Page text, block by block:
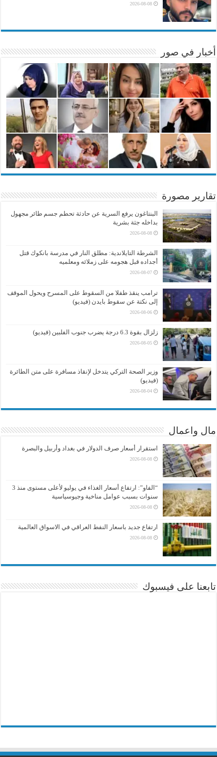
2026-08-08
أخبار في صور
تقارير مصورة
البنتاغون يرفع السرية عن حادثة تحطم جسم طائر مجهول
بداخله جثة بشرية
2026-08-08
الشرطة التايلاندية: مطلق النار في مدرسة بانكوك قتل
أجداده قبل هجومه على زملائه ومعلميه
2026-08-07
ترامب ينقذ طفلا من السقوط على المسرح ويحول الموقف
إلى نكتة عن سقوط بايدن (فيديو)
2026-08-06
زلزال بقوة 6.3 درجة يضرب جنوب الفلبين (فيديو)
2026-08-05
وزير الصحة التركي يتدخل لإنقاذ مسافرة على متن الطائرة
(فيديو)
2026-08-04
مال واعمال
استقرار أسعار صرف الدولار في بغداد وأربيل والبصرة
2026-08-08
“الفاو”: ارتفاع أسعار الغذاء في يوليو لأعلى مستوى منذ 3
سنوات بسبب عوامل مناخية وجيوسياسية
2026-08-08
ارتفاع جديد باسعار النفط العراقي في الاسواق العالمية
2026-08-08
تابعنا على فيسبوك